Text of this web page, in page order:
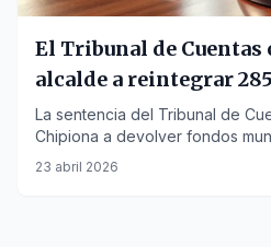
El Tribunal de Cuentas
alcalde a reintegrar
pagos indebidos
La sentencia del Tribunal de
Chipiona a devolver fondos
abonos sin justificación legal.
23 abril 2026